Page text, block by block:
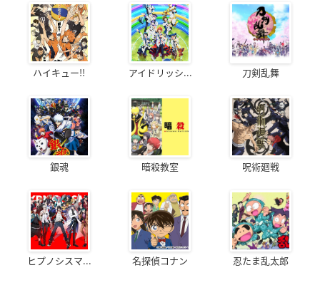
ハイキュー!! アイドリッシ... 刀剣乱舞
銀魂 暗殺教室 呪術廻戦
ヒプノシスマ... 名探偵コナン 忍たま乱太郎